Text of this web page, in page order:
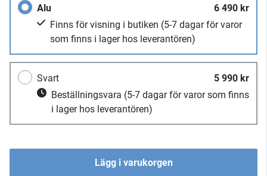
Alu
6 490 kr
Finns för visning i butiken (5-7 dagar för varor
som finns i lager hos leverantören)
Svart
5 990 kr
Beställningsvara (5-7 dagar för varor som finns
i lager hos leverantören)
Lägg i varukorgen